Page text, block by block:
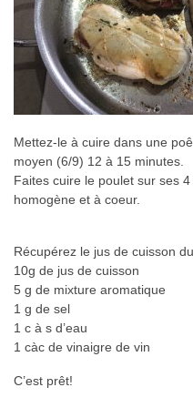
Mettez-le à cuire dans une
moyen (6/9) 12 à 15 minutes.
Faites cuire le poulet sur ses
homogène et à coeur.
Récupérez le jus de cuisson
10g de jus de cuisson
5 g de mixture aromatique
1 g de sel
1 c à s d’eau
1 càc de vinaigre de vin
C’est prêt!